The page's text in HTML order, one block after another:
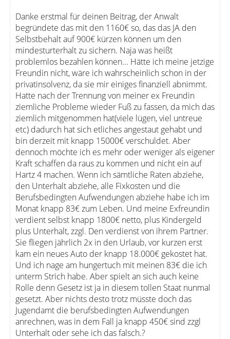
Danke erstmal für deinen Beitrag, der Anwalt
begründete das mit den 1160€ so, das das JA den
Selbstbehalt auf 900€ kürzen können um den
mindesturterhalt zu sichern. Naja was heißt
problemlos bezahlen können... Hätte ich meine jetzige
Freundin nicht, wäre ich wahrscheinlich schon in der
privatinsolvenz, da sie mir einiges finanziell abnimmt.
Hatte nach der Trennung von meiner ex Freundin
ziemliche Probleme wieder Fuß zu fassen, da mich das
ziemlich mitgenommen hat(viele lügen, viel untreue
etc) dadurch hat sich etliches angestaut gehabt und
bin derzeit mit knapp 15000€ verschuldet. Aber
dennoch möchte ich es mehr oder weniger als eigener
Kraft schaffen da raus zu kommen und nicht ein auf
Hartz 4 machen. Wenn ich sämtliche Raten abziehe,
den Unterhalt abziehe, alle Fixkosten und die
Berufsbedingten Aufwendungen abziehe habe ich im
Monat knapp 83€ zum Leben. Und meine Exfreundin
verdient selbst knapp 1800€ netto, plus Kindergeld
plus Unterhalt, zzgl. Den verdienst von ihrem Partner.
Sie fliegen jährlich 2x in den Urlaub, vor kurzen erst
kam ein neues Auto der knapp 18.000€ gekostet hat.
Und ich nage am hungertuch mit meinen 83€ die ich
unterm Strich habe. Aber spielt an sich auch keine
Rolle denn Gesetz ist ja in diesem tollen Staat nunmal
gesetzt. Aber nichts desto trotz müsste doch das
Jugendamt die berufsbedingten Aufwendungen
anrechnen, was in dem Fall ja knapp 450€ sind zzgl
Unterhalt oder sehe ich das falsch.?